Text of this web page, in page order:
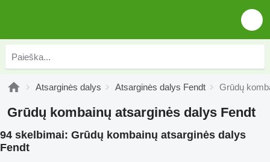
Atsarginės dalys Atsarginės dalys Fendt Grūdų
Grūdų kombainų atsarginės dalys Fendt
94 skelbimai: Grūdų kombainų atsarginės dalys
Fendt